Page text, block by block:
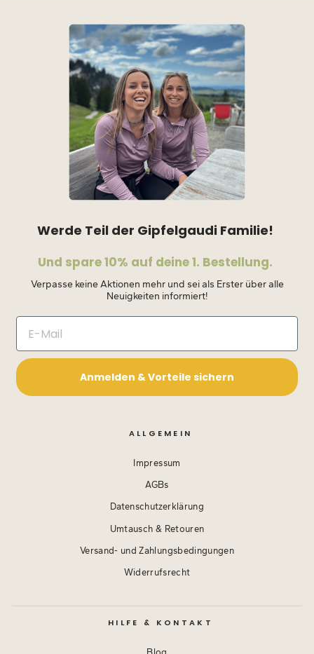
Werde Teil der Gipfelgaudi Familie!
Und spare 10% auf deine 1. Bestellung.
Verpasse keine Aktionen mehr und sei als Erster über alle
Neuigkeiten informiert!
Anmelden & Vorteile sichern
ALLGEMEIN
Impressum
AGBs
Datenschutzerklärung
Umtausch & Retouren
Versand- und Zahlungsbedingungen
Widerrufsrecht
HILFE & KONTAKT